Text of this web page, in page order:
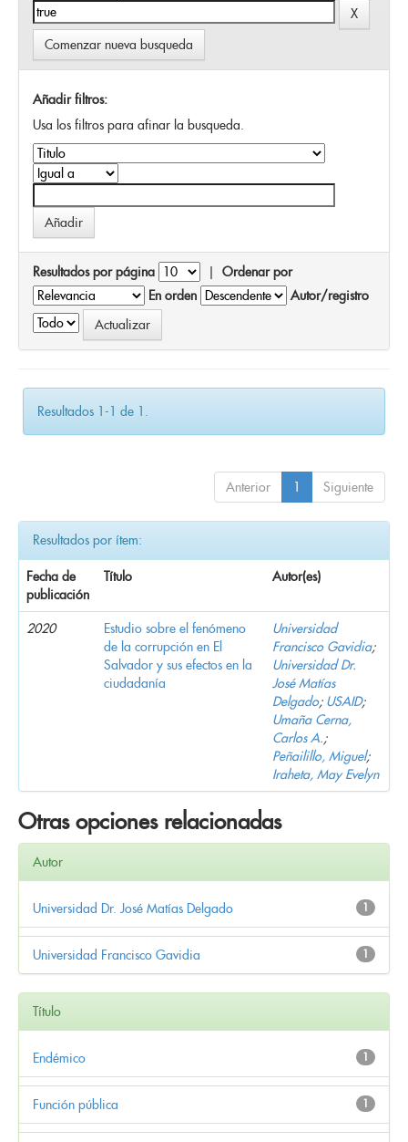
Comenzar nueva busqueda
Añadir filtros:
Usa los filtros para afinar la busqueda.
Resultados por página | Ordenar por
En orden
Autor/registro
Resultados 1-1 de 1.
Anterior 1 Siguiente
Resultados por ítem:
Fecha de
publicación
Título Autor(es)
2020
Estudio sobre el fenómeno
de la corrupción en El
Salvador y sus efectos en la
ciudadanía
Universidad
Francisco Gavidia;
Universidad Dr.
José Matías
Delgado; USAID;
Umaña Cerna,
Carlos A.;
Peñailillo, Miguel;
Iraheta, May Evelyn
Otras opciones relacionadas
Autor
1
Universidad Dr. José Matías Delgado
1
Universidad Francisco Gavidia
Título
1
Endémico
1
Función pública